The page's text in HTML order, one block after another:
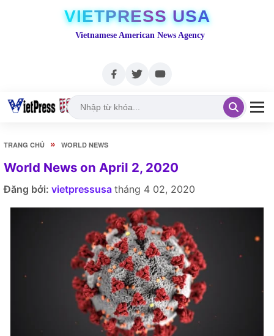
VIETPRESS USA
Vietnamese American News Agency
TRANG CHỦ » WORLD NEWS
World News on April 2, 2020
Đăng bởi: vietpressusa tháng 4 02, 2020